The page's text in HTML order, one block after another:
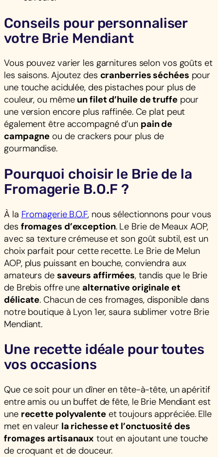
Conseils pour personnaliser
votre Brie Mendiant
Vous pouvez varier les garnitures selon vos goûts et
les saisons. Ajoutez des cranberries séchées pour
une touche acidulée, des pistaches pour plus de
couleur, ou même un filet d’huile de truffepour
une version encore plus raffinée. Ce plat peut
également être accompagné d’un pain de
campagne ou de crackers pour plus de
gourmandise.
Pourquoi choisir le Brie de la
Fromagerie B.O.F ?
À la Fromagerie B.O.F, nous sélectionnons pour vous
des fromages d’exception. Le Brie de Meaux AOP,
avec sa texture crémeuse et son goût subtil, est un
choix parfait pour cette recette. Le Brie de Melun
AOP, plus puissant en bouche, conviendra aux
amateurs de saveurs affirmées, tandis que le Brie
de Brebis offre une alternative originale et
délicate. Chacun de ces fromages, disponible dans
notre boutique à Lyon 1er, saura sublimer votre Brie
Mendiant.
Une recette idéale pour toutes
vos occasions
Que ce soit pour un dîner en tête-à-tête, un apéritif
entre amis ou un buffet de fête, le Brie Mendiant est
une recette polyvalenteet toujours appréciée. Elle
met en valeur la richesse et l’onctuosité des
fromages artisanaux tout en ajoutant une touche
de croquant et de douceur.